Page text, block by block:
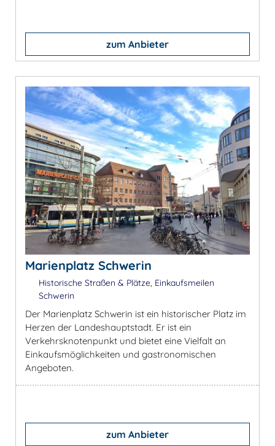
zum Anbieter
Marienplatz Schwerin
Historische Straßen & Plätze, Einkaufsmeilen
Schwerin
Der Marienplatz Schwerin ist ein historischer Platz im
Herzen der Landeshauptstadt. Er ist ein
Verkehrsknotenpunkt und bietet eine Vielfalt an
Einkaufsmöglichkeiten und gastronomischen
Angeboten.
zum Anbieter